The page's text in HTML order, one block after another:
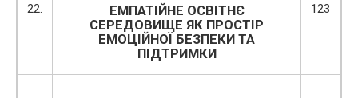
22.
ЕМПАТІЙНЕ ОСВІТНЄ
СЕРЕДОВИЩЕ ЯК ПРОСТІР
ЕМОЦІЙНОЇ БЕЗПЕКИ ТА
ПІДТРИМКИ
123